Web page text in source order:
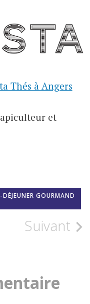
Thés à Angers
et
GOURMAND
Suivant